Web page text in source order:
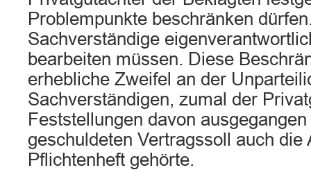
Problempunkte beschränken
Sachverständige
bearbeiten müssen. Diese
erhebliche Zweifel an der
Sachverständigen, zumal der
Feststellungen davon
geschuldeten Vertragssoll auch die
Pflichtenheft gehörte.